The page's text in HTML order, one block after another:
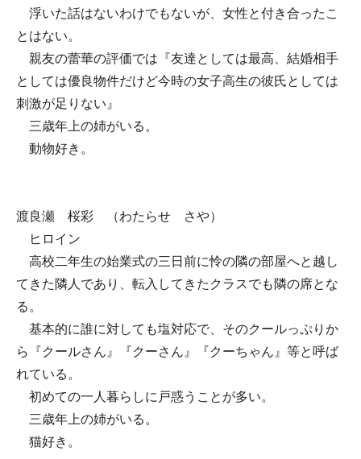
浮いた話はないわけでもないが、女性と付き合ったこ
とはない。
親友の蕾華の評価では『友達としては最高、結婚相手
としては優良物件だけど今時の女子高生の彼氏としては
刺激が足りない』
三歳年上の姉がいる。
動物好き。
渡良瀬 桜彩 （わたらせ さや）
ヒロイン
高校二年生の始業式の三日前に怜の隣の部屋へと越し
てきた隣人であり、転入してきたクラスでも隣の席とな
る。
基本的に誰に対しても塩対応で、そのクールっぷりか
ら『クールさん』『クーさん』『クーちゃん』等と呼ば
れている。
初めての一人暮らしに戸惑うことが多い。
三歳年上の姉がいる。
猫好き。